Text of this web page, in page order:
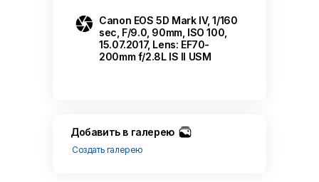
 Canon EOS 5D Mark IV, 1/160
sec, F/9.0, 90mm, ISO 100,
15.07.2017, Lens: EF70-
200mm f/2.8L IS II USM
Добавить в галерею
Создать галерею